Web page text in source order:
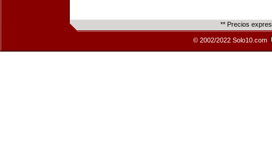
** Precios
© 2002/2022 Solo10.com